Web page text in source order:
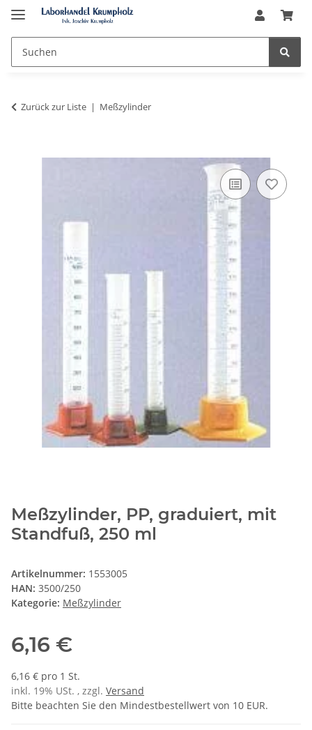
Zurück zur Liste Meßzylinder
Meßzylinder, PP, graduiert, mit
Standfuß, 250 ml
Artikelnummer: 1553005
HAN: 3500/250
Kategorie: Meßzylinder
6,16 €
6,16 € pro 1 St.
inkl. 19% USt. , zzgl. Versand
Bitte beachten Sie den Mindestbestellwert von 10 EUR.